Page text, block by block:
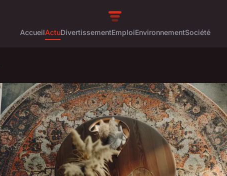
AccueilActuDivertissementEmploiEnvironnementSociété